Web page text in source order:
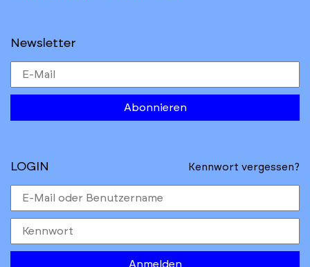
Newsletter
Abonnieren
LOGIN Kennwort vergessen?
Anmelden